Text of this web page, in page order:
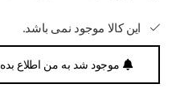
این کالا موجود نمی باشد.
موجود شد به من اطلاع بده